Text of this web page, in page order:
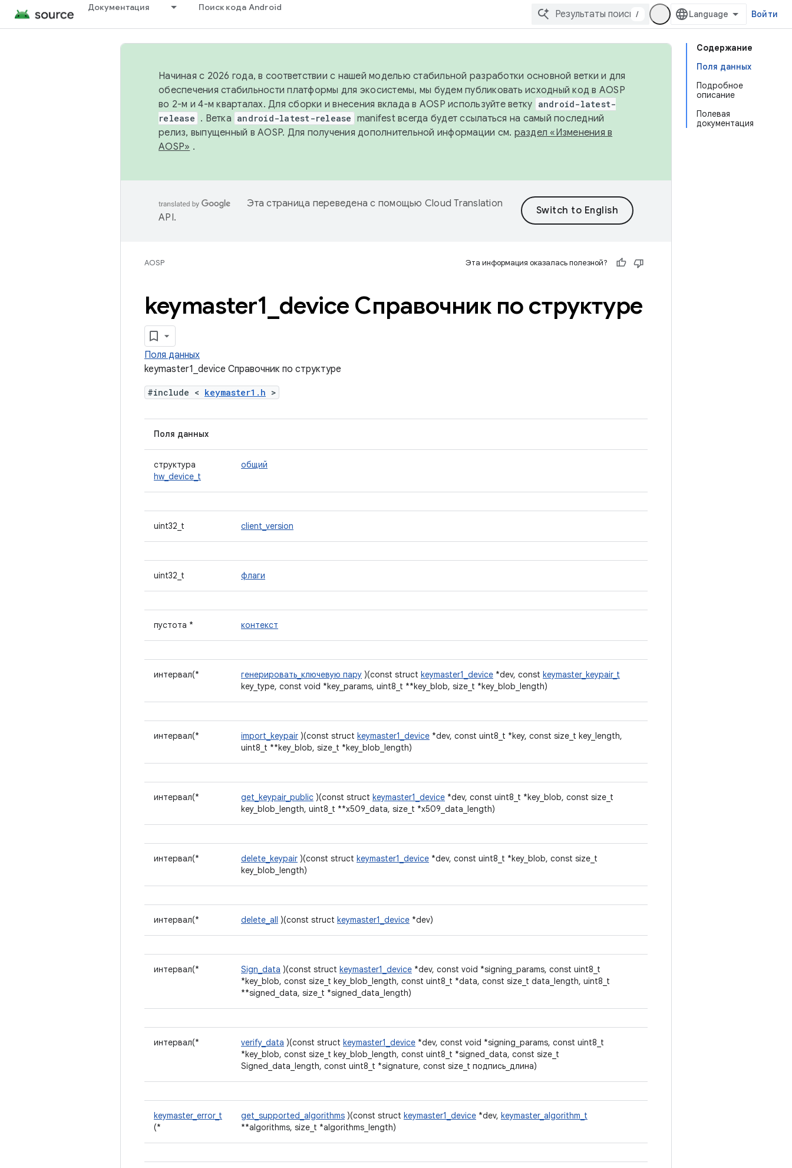
Документация Поиск кода Android
/ Войти
Содержание
Поля данных
Подробное
описание
Полевая
документация
Начиная с 2026 года, в соответствии с нашей моделью стабильной разработки основной ветки и для
обеспечения стабильности платформы для экосистемы, мы будем публиковать исходный код в AOSP
во 2-м и 4-м кварталах. Для сборки и внесения вклада в AOSP используйте ветку android-latest-
release . Ветка android-latest-release manifest всегда будет ссылаться на самый последний
релиз, выпущенный в AOSP. Для получения дополнительной информации см. раздел «Изменения в
AOSP» .
Эта страница переведена с помощью Cloud Translation
API.
AOSP Эта информация оказалась полезной?
keymaster1 device Справочник по структуре
Поля данных
keymaster1_device Справочник по структуре
#include < keymaster1.h >
Поля данных
структура
hw_device_t
общий
uint32_t client_version
uint32_t флаги
пустота * контекст
интервал(* генерировать_ключевую пару )(const struct keymaster1_device *dev, const keymaster_keypair_t
key_type, const void *key_params, uint8_t **key_blob, size_t *key_blob_length)
интервал(* import_keypair )(const struct keymaster1_device *dev, const uint8_t *key, const size_t key_length,
uint8_t **key_blob, size_t *key_blob_length)
интервал(* get_keypair_public )(const struct keymaster1_device *dev, const uint8_t *key_blob, const size_t
key_blob_length, uint8_t **x509_data, size_t *x509_data_length)
интервал(* delete_keypair )(const struct keymaster1_device *dev, const uint8_t *key_blob, const size_t
key_blob_length)
интервал(* delete_all )(const struct keymaster1_device *dev)
интервал(* Sign_data )(const struct keymaster1_device *dev, const void *signing_params, const uint8_t
*key_blob, const size_t key_blob_length, const uint8_t *data, const size_t data_length, uint8_t
**signed_data, size_t *signed_data_length)
интервал(* verify_data )(const struct keymaster1_device *dev, const void *signing_params, const uint8_t
*key_blob, const size_t key_blob_length, const uint8_t *signed_data, const size_t
Signed_data_length, const uint8_t *signature, const size_t подпись_длина)
keymaster_error_t
(*
get_supported_algorithms )(const struct keymaster1_device *dev, keymaster_algorithm_t
**algorithms, size_t *algorithms_length)